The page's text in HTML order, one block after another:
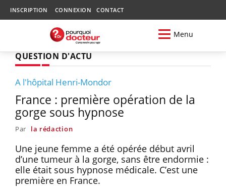
INSCRIPTION CONNEXION CONTACT
Menu
QUESTION D'ACTU
A l'hôpital Henri-Mondor
France : première opération de la
gorge sous hypnose
Par la rédaction
Une jeune femme a été opérée début avril
d’une tumeur à la gorge, sans être endormie :
elle était sous hypnose médicale. C’est une
première en France.